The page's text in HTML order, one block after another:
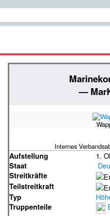
—
Internes
Aufstellung 1.
Staat
Streitkräfte
Teilstreitkraft
Typ
Truppenteile